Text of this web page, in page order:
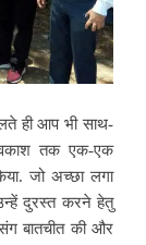
ही आप भी साथ-
तक एक-एक
जो अच्छा लगा
दुरस्त करने हेतु
बातचीत की और